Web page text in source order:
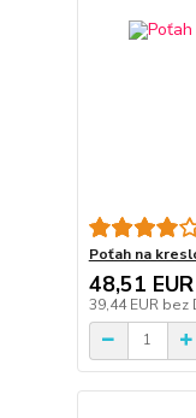
Poťah na
48,51 EUR
39,44 EUR bez